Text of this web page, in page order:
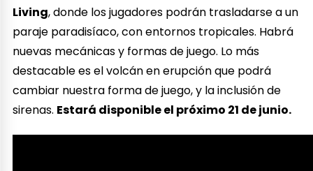
Living, donde los jugadores podrán trasladarse a un
paraje paradisíaco, con entornos tropicales. Habrá
nuevas mecánicas y formas de juego. Lo más
destacable es el volcán en erupción que podrá
cambiar nuestra forma de juego, y la inclusión de
sirenas. Estará disponible el próximo 21 de junio.